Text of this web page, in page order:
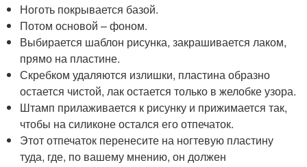
Ноготь покрывается базой.
Потом основой – фоном.
Выбирается шаблон рисунка, закрашивается лаком,
прямо на пластине.
Скребком удаляются излишки, пластина образно
остается чистой, лак остается только в желобке узора.
Штамп прилаживается к рисунку и прижимается так,
чтобы на силиконе остался его отпечаток.
Этот отпечаток перенесите на ногтевую пластину
туда, где, по вашему мнению, он должен